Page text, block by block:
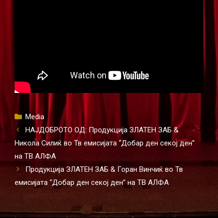
Categories
Media
НАЈДОБРОТО ОД: Продукција ЗЛАТЕН ЗАБ &
Никола Силиќ во Тв емисијата “Добар ден секој ден”
на ТВ АЛФА
Продукција ЗЛАТЕН ЗАБ & Горан Винчиќ во Тв
емисијата “Добар ден секој ден” на ТВ АЛФА